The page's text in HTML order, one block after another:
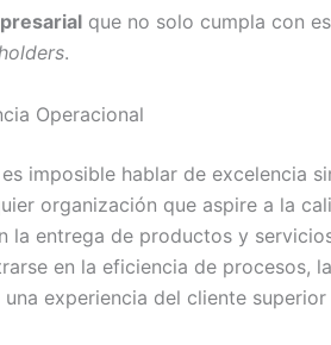
que no solo cumpla con
.
Operacional
imposible hablar de excelencia
organización que aspire a la
la entrega de productos y
en la eficiencia de procesos,
experiencia del cliente